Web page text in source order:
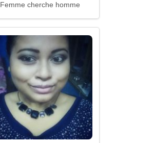
Femme cherche homme